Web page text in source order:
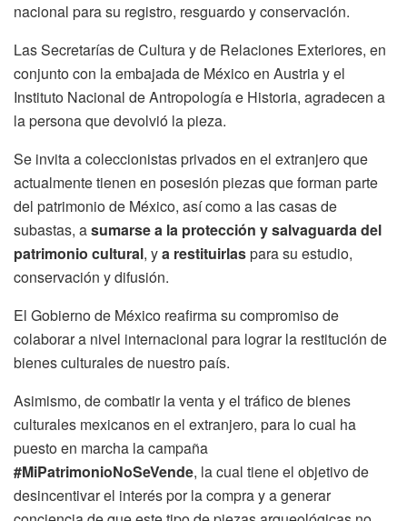
nacional para su registro, resguardo y conservación.
Las Secretarías de Cultura y de Relaciones Exteriores, en
conjunto con la embajada de México en Austria y el
Instituto Nacional de Antropología e Historia, agradecen a
la persona que devolvió la pieza.
Se invita a coleccionistas privados en el extranjero que
actualmente tienen en posesión piezas que forman parte
del patrimonio de México, así como a las casas de
subastas, asumarse a la protección y salvaguarda del
patrimonio cultural, ya restituirlaspara su estudio,
conservación y difusión.
El Gobierno de México reafirma su compromiso de
colaborar a nivel internacional para lograr la restitución de
bienes culturales de nuestro país.
Asimismo, de combatir la venta y el tráfico de bienes
culturales mexicanos en el extranjero, para lo cual ha
puesto en marcha la campaña
#MiPatrimonioNoSeVende, la cual tiene el objetivo de
desincentivar el interés por la compra y a generar